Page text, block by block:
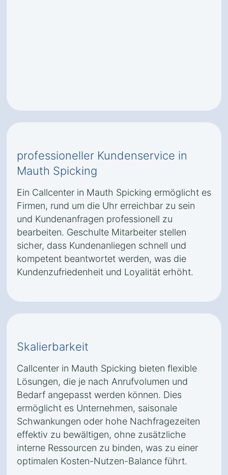
professioneller Kundenservice in
Mauth Spicking
Ein Callcenter in Mauth Spicking ermöglicht es
Firmen, rund um die Uhr erreichbar zu sein
und Kundenanfragen professionell zu
bearbeiten. Geschulte Mitarbeiter stellen
sicher, dass Kundenanliegen schnell und
kompetent beantwortet werden, was die
Kundenzufriedenheit und Loyalität erhöht.
Skalierbarkeit
Callcenter in Mauth Spicking bieten flexible
Lösungen, die je nach Anrufvolumen und
Bedarf angepasst werden können. Dies
ermöglicht es Unternehmen, saisonale
Schwankungen oder hohe Nachfragezeiten
effektiv zu bewältigen, ohne zusätzliche
interne Ressourcen zu binden, was zu einer
optimalen Kosten-Nutzen-Balance führt.